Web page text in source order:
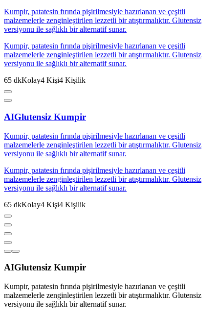
Kumpir, patatesin fırında pişirilmesiyle hazırlanan ve çeşitli
malzemelerle zenginleştirilen lezzetli bir atıştırmalıktır. Glutensiz
versiyonu ile sağlıklı bir alternatif sunar.
Kumpir, patatesin fırında pişirilmesiyle hazırlanan ve çeşitli
malzemelerle zenginleştirilen lezzetli bir atıştırmalıktır. Glutensiz
versiyonu ile sağlıklı bir alternatif sunar.
65 dkKolay4 Kişi4 Kişilik
AIGlutensiz Kumpir
Kumpir, patatesin fırında pişirilmesiyle hazırlanan ve çeşitli
malzemelerle zenginleştirilen lezzetli bir atıştırmalıktır. Glutensiz
versiyonu ile sağlıklı bir alternatif sunar.
Kumpir, patatesin fırında pişirilmesiyle hazırlanan ve çeşitli
malzemelerle zenginleştirilen lezzetli bir atıştırmalıktır. Glutensiz
versiyonu ile sağlıklı bir alternatif sunar.
65 dkKolay4 Kişi4 Kişilik
AIGlutensiz Kumpir
Kumpir, patatesin fırında pişirilmesiyle hazırlanan ve çeşitli
malzemelerle zenginleştirilen lezzetli bir atıştırmalıktır. Glutensiz
versiyonu ile sağlıklı bir alternatif sunar.